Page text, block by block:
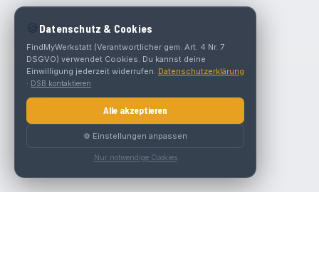
🍪 Datenschutz & Cookies
FindMyWerkstatt (Verantwortlicher gem. Art. 4 Nr. 7
DSGVO) verwendet Cookies. Du kannst deine
Einwilligung jederzeit widerrufen. Datenschutzerklärung
· DSB kontaktieren
Alle akzeptieren
⚙️ Einstellungen anpassen
Nur notwendige Cookies